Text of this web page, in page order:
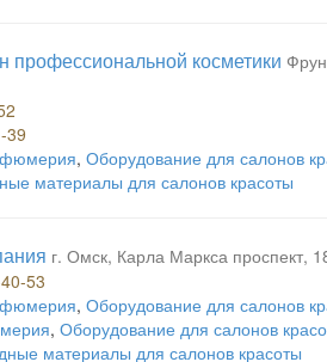
профессиональной косметики
39
, Оборудование для салонов
материалы для салонов красоты
г. Омск, Карла Маркса проспект,
53
, Оборудование для салонов
, Оборудование для салонов
материалы для салонов красоты